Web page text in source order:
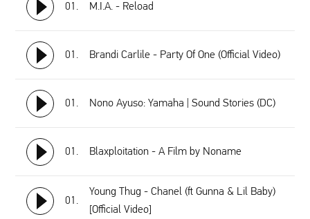
01. M.I.A. - Reload
01. Brandi Carlile - Party Of One (Official Video)
01. Nono Ayuso: Yamaha | Sound Stories (DC)
01. Blaxploitation - A Film by Noname
01.
Young Thug - Chanel (ft Gunna & Lil Baby)
[Official Video]